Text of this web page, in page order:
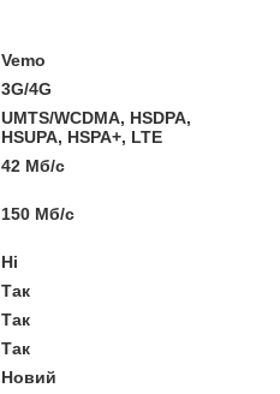
Vemo
3G/4G
UMTS/WCDMA, HSDPA,
HSUPA, HSPA+, LTE
42 Мб/с
150 Мб/с
Ні
Так
Так
Так
Новий